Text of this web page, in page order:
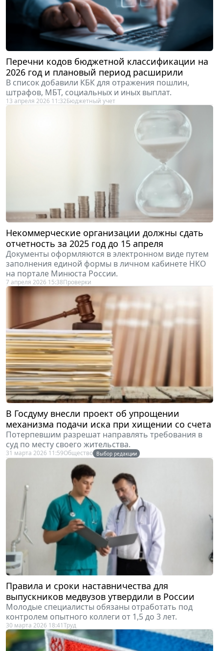
Перечни кодов бюджетной классификации на
2026 год и плановый период расширили
В список добавили КБК для отражения пошлин,
штрафов, МБТ, социальных и иных выплат.
13 апреля 2026 11:32Бюджетный учет
Некоммерческие организации должны сдать
отчетность за 2025 год до 15 апреля
Документы оформляются в электронном виде путем
заполнения единой формы в личном кабинете НКО
на портале Минюста России.
7 апреля 2026 15:38Проверки
В Госдуму внесли проект об упрощении
механизма подачи иска при хищении со счета
Потерпевшим разрешат направлять требования в
суд по месту своего жительства.
31 марта 2026 11:59Общество Выбор редакции
Правила и сроки наставничества для
выпускников медвузов утвердили в России
Молодые специалисты обязаны отработать под
контролем опытного коллеги от 1,5 до 3 лет.
30 марта 2026 18:41Труд